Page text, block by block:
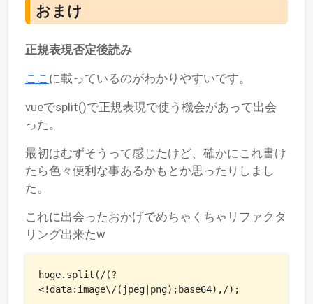
おまけ
正規表現否定後読み
ここ に載っているのがわかりやすいです。
vueでsplit()で正規表現で使う機会があって出会
った。
最初はむずそうって感じたけど、確かにこれ書け
たら色々便利な事あるかもとか思ったりしまし
た。
これに出会ったおかげでめちゃくちゃリファクタ
リング出来たw
hoge.split(/(?
<!data:image\/(jpeg|png);base64),/);